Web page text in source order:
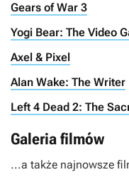
Gears of War 3
Yogi Bear: The Video
Axel & Pixel
Alan Wake: The Writer
Left 4 Dead 2: The
Galeria filmów
...a także najnowsze